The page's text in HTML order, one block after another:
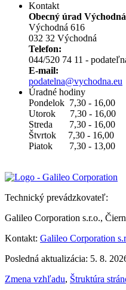
Kontakt
Obecný úrad Východná
Východná 616
032 32 Východná
Telefon:
044/520 74 11 -
E-mail:
podatelna@vychodna.eu
Úradné hodiny
Pondelok 7,30 - 16,00
Utorok 7,30 - 16,00
Streda 7,30 - 16,00
Štvrtok 7,30 - 16,00
Piatok 7,30 - 13,00
Technický prevádzkovateľ:
Galileo Corporation s.r.o.,
Kontakt: Galileo Corporation
Posledná aktualizácia: 5. 8.
Zmena vzhľadu, Štruktúra